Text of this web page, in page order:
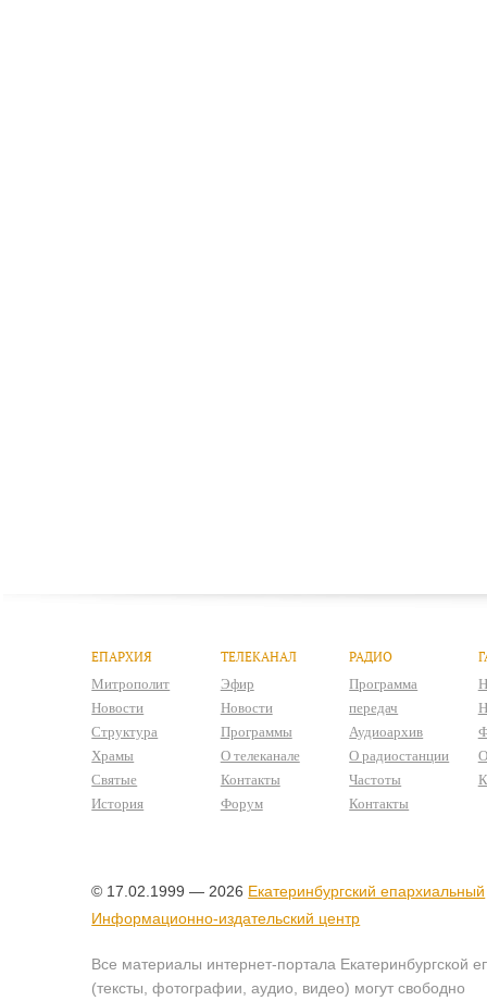
ЕПАРХИЯ
Митрополит
Новости
Структура
Храмы
Святые
История
ТЕЛЕКАНАЛ
Эфир
Новости
Программы
О телеканале
Контакты
Форум
РАДИО
Программа
передач
Аудиоархив
О радиостанции
Частоты
Контакты
© 17.02.1999 — 2026 Екатеринбургский епархиальный
Информационно-издательский центр
Все материалы интернет-портала Екатеринбургской
(тексты, фотографии, аудио, видео) могут свободно